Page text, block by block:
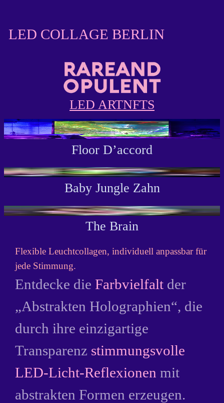
Inhalt
LED COLLAGE BERLIN
LED ARTNFTS
Floor D’accord
Baby Jungle Zahn
The Brain
Flexible Leuchtcollagen, individuell anpassbar für
jede Stimmung.
Entdecke dieFarbvielfalt der
„Abstrakten Holographien“, die
durch ihre einzigartige
Transparenz stimmungsvolle
LED-Licht-Reflexionen mit
abstrakten Formen erzeugen.